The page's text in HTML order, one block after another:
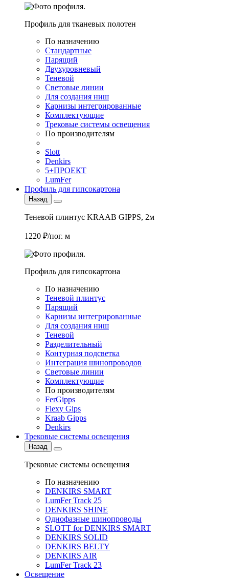
Профиль для тканевых полотен
По назначению
Стандартные
Парящий
Двухуровневый
Теневой
Световые линии
Для создания ниш
Карнизы интегрированные
Комплектующие
Трековые системы освещения
По производителям
Slott
Denkirs
5+ПРОЕКТ
LumFer
Профиль для гипсокартона
Назад
Теневой плинтус KRAAB GIPPS, 2м
1220 ₽/пог. м
Профиль для гипсокартона
По назначению
Теневой плинтус
Парящий
Карнизы интегрированные
Для создания ниш
Теневой
Разделительный
Контурная подсветка
Интеграция шинопроводов
Световые линии
Комплектующие
По производителям
FerGipps
Flexy Gips
Kraab Gipps
Denkirs
Трековые системы освещения
Назад
Трековые системы освещения
По назначению
DENKIRS SMART
LumFer Track 25
DENKIRS SHINE
Однофазные шинопроводы
SLOTT for DENKIRS SMART
DENKIRS SOLID
DENKIRS BELTY
DENKIRS AIR
LumFer Track 23
Освещение